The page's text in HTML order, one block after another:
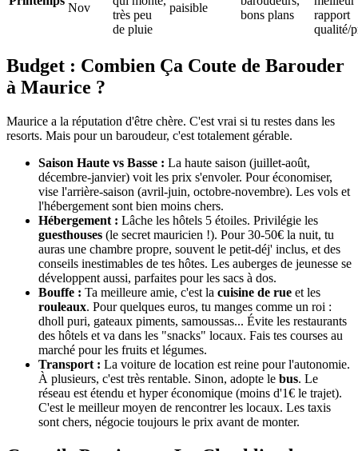
Nov
très peu
de pluie
paisible
bons plans
rapport
qualité/
Budget : Combien Ça Coute de Barouder
à Maurice ?
Maurice a la réputation d'être chère. C'est vrai si tu restes dans les
resorts. Mais pour un baroudeur, c'est totalement gérable.
Saison Haute vs Basse : La haute saison (juillet-août,
décembre-janvier) voit les prix s'envoler. Pour économiser,
vise l'arrière-saison (avril-juin, octobre-novembre). Les vols et
l'hébergement sont bien moins chers.
Hébergement : Lâche les hôtels 5 étoiles. Privilégie les
guesthouses (le secret mauricien !). Pour 30-50€ la nuit, tu
auras une chambre propre, souvent le petit-déj' inclus, et des
conseils inestimables de tes hôtes. Les auberges de jeunesse se
développent aussi, parfaites pour les sacs à dos.
Bouffe : Ta meilleure amie, c'est la cuisine de rue et les
rouleaux. Pour quelques euros, tu manges comme un roi :
dholl puri, gateaux piments, samoussas... Évite les restaurants
des hôtels et va dans les "snacks" locaux. Fais tes courses au
marché pour les fruits et légumes.
Transport : La voiture de location est reine pour l'autonomie.
À plusieurs, c'est très rentable. Sinon, adopte le bus. Le
réseau est étendu et hyper économique (moins d'1€ le trajet).
C'est le meilleur moyen de rencontrer les locaux. Les taxis
sont chers, négocie toujours le prix avant de monter.